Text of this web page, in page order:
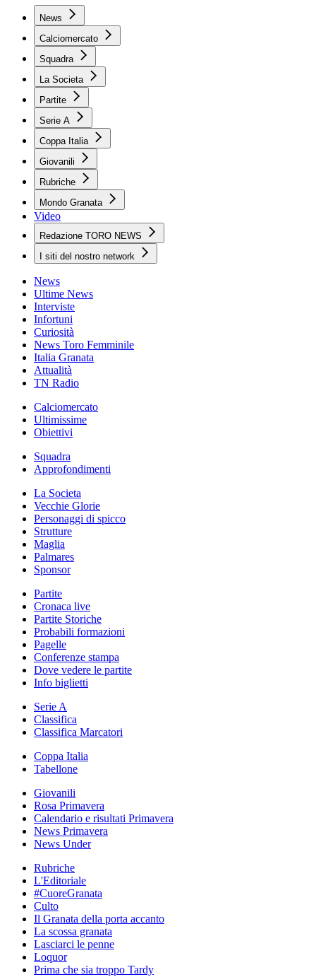
News
Calciomercato
Squadra
La Societa
Partite
Serie A
Coppa Italia
Giovanili
Rubriche
Mondo Granata
Video
Redazione TORO NEWS
I siti del nostro network
News
Ultime News
Interviste
Infortuni
Curiosità
News Toro Femminile
Italia Granata
Attualità
TN Radio
Calciomercato
Ultimissime
Obiettivi
Squadra
Approfondimenti
La Societa
Vecchie Glorie
Personaggi di spicco
Strutture
Maglia
Palmares
Sponsor
Partite
Cronaca live
Partite Storiche
Probabili formazioni
Pagelle
Conferenze stampa
Dove vedere le partite
Info biglietti
Serie A
Classifica
Classifica Marcatori
Coppa Italia
Tabellone
Giovanili
Rosa Primavera
Calendario e risultati Primavera
News Primavera
News Under
Rubriche
L'Editoriale
#CuoreGranata
Culto
Il Granata della porta accanto
La scossa granata
Lasciarci le penne
Loquor
Prima che sia troppo Tardy